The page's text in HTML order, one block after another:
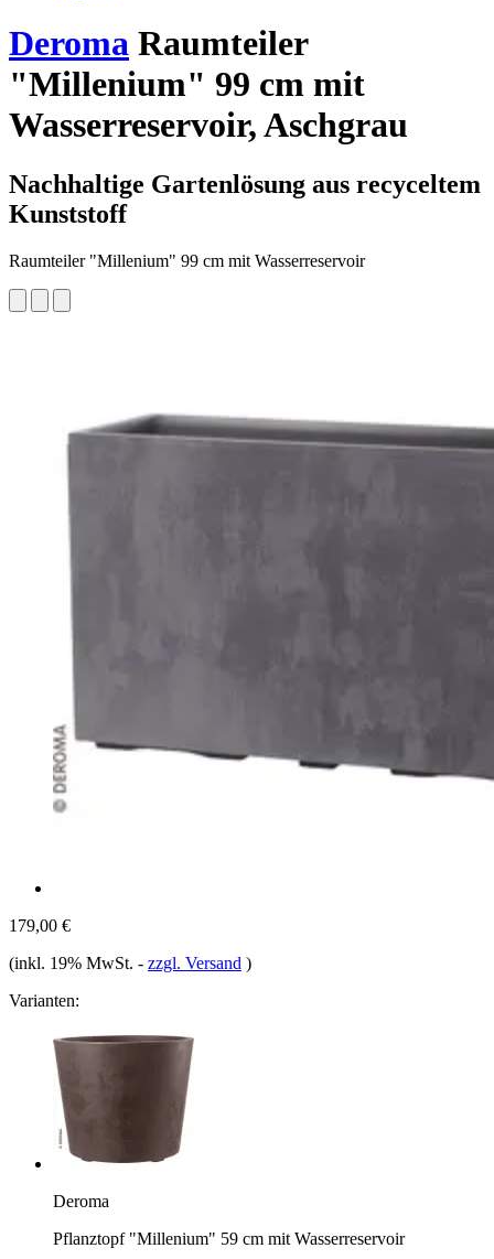
Deroma Raumteiler
"Millenium" 99 cm mit
Wasserreservoir, Aschgrau
Nachhaltige Gartenlösung aus recyceltem
Kunststoff
Raumteiler "Millenium" 99 cm mit Wasserreservoir
179,00 €
(inkl. 19% MwSt. - zzgl. Versand )
Varianten:
Deroma
Pflanztopf "Millenium" 59 cm mit Wasserreservoir